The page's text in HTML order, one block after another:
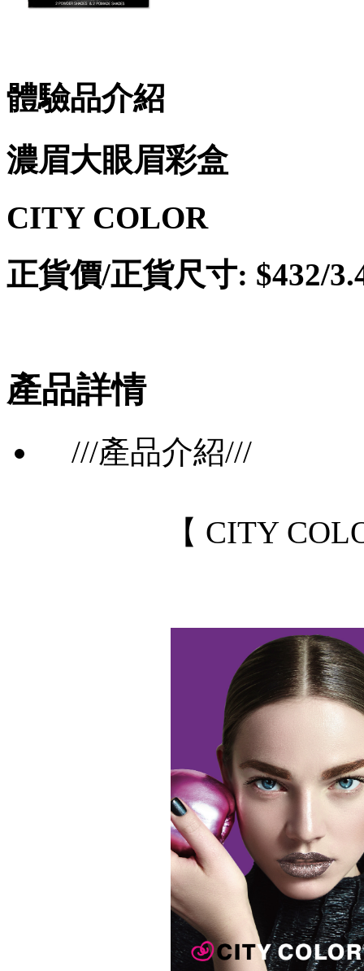
體驗品介紹
濃眉大眼眉彩盒
CITY COLOR
正貨價/正貨尺寸: $432/
產品詳情
///產品介紹///
【 CITY